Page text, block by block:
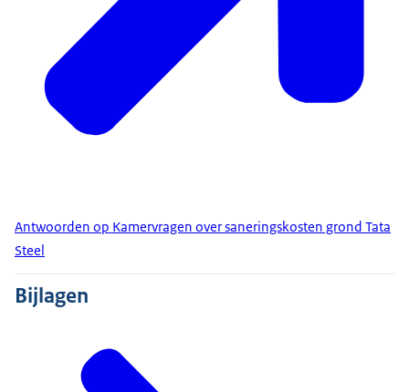
Antwoorden op Kamervragen over saneringskosten grond Tata
Steel
Bijlagen